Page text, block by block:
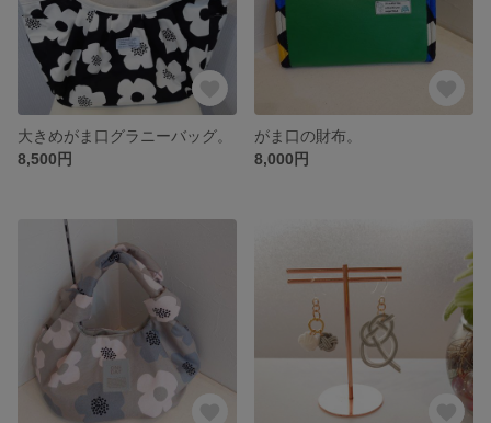
大きめがま口グラニーバッグ。
8,500円
がま口の財布。
8,000円